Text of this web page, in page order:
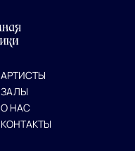
АРТИСТЫ
ЗАЛЫ
О НАС
КОНТАКТЫ